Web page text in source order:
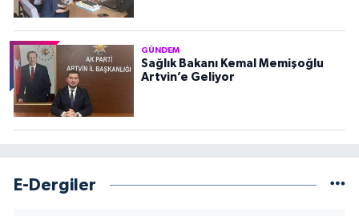
GÜNDEM
Sağlık Bakanı Kemal Memişoğlu
Artvin’e Geliyor
E-Dergiler